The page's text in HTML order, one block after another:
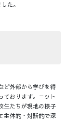
た。
ど外部から学びを得
ております。ニット
生たちが現地の様子
主体的・対話的で深